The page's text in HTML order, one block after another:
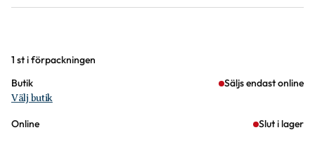
Varianter
1 st i förpackningen
Butik
Säljs endast online
Välj butik
Online Slut i lager